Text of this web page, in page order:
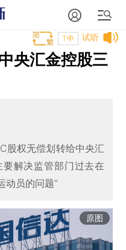
试听
T中
央汇金控股三
股权无偿划转给中央汇
解决监管部门过去在
动员的问题”
原图